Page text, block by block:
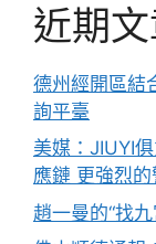
近期
德州經開區結
詢平臺
美媒：JIUYI
應鏈 更強烈
趙一曼的“找